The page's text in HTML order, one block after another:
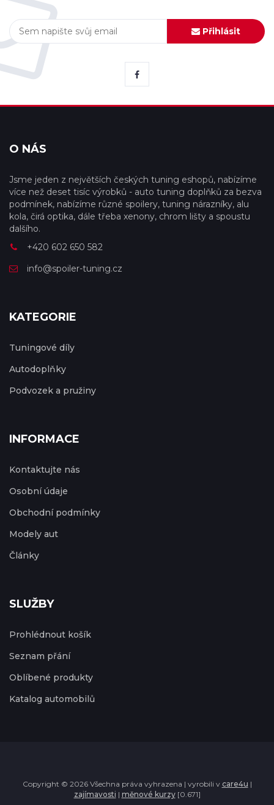
Přihlásit
O NÁS
Jsme jeden z největších českých tuning eshopů, nabízíme
více než deset tisíc výrobků - auto tuning doplňků za bezva
podmínek, nabízíme různé spoilery, tuning nárazníky, alu
kola, čirá optika, dále třeba xenony, chrom lišty a spoustu
dalšího.
+420 602 650 582
info@spoiler-tuning.cz
KATEGORIE
Tuningové díly
Autodoplňky
Podvozek a pružiny
INFORMACE
Kontaktujte nás
Osobní údaje
Obchodní podmínky
Modely aut
Články
SLUŽBY
Prohlédnout košík
Seznam přání
Oblíbené produkty
Katalog automobilů
Copyright © 2026 Všechna práva vyhrazena | vyrobili v care4u |
zajímavosti | měnové kurzy[0.671]